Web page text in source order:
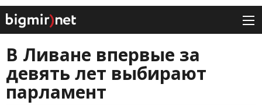
В Ливане впервые за
девять лет выбирают
парламент